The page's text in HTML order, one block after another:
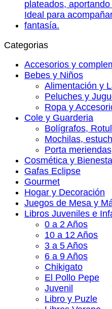
Categorias
Accesorios y
Bebes y Niños
Alimentación y
Peluches y
Ropa y
Cole y Guarderia
Bolígrafos,
Mochilas,
Porta
Cosmética y
Gafas Eclipse
Gourmet
Hogar y Decoración
Juegos de Mesa y
Libros Juveniles e
0 a 2 Años
10 a 12 Años
3 a 5 Años
6 a 9 Años
Chikigato
El Pollo Pepe
Juvenil
Libro y Puzle